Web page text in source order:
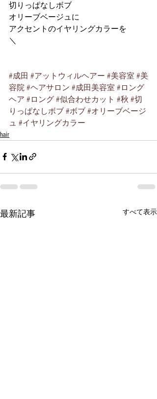
切りっぱなしボブ
オリーブベージュに
アクセントのイヤリングカラーを
＼
#成田 #アットウィルヘアー #美容室 #美
容院 #ヘアサロン #成田美容室 #ロング
ヘア #ロング #似合わせカット #秋 #切
りっぱなしボブ #ボブ #オリーブベージ
ュ #イヤリングカラー
hair
最新記事 すべて表示